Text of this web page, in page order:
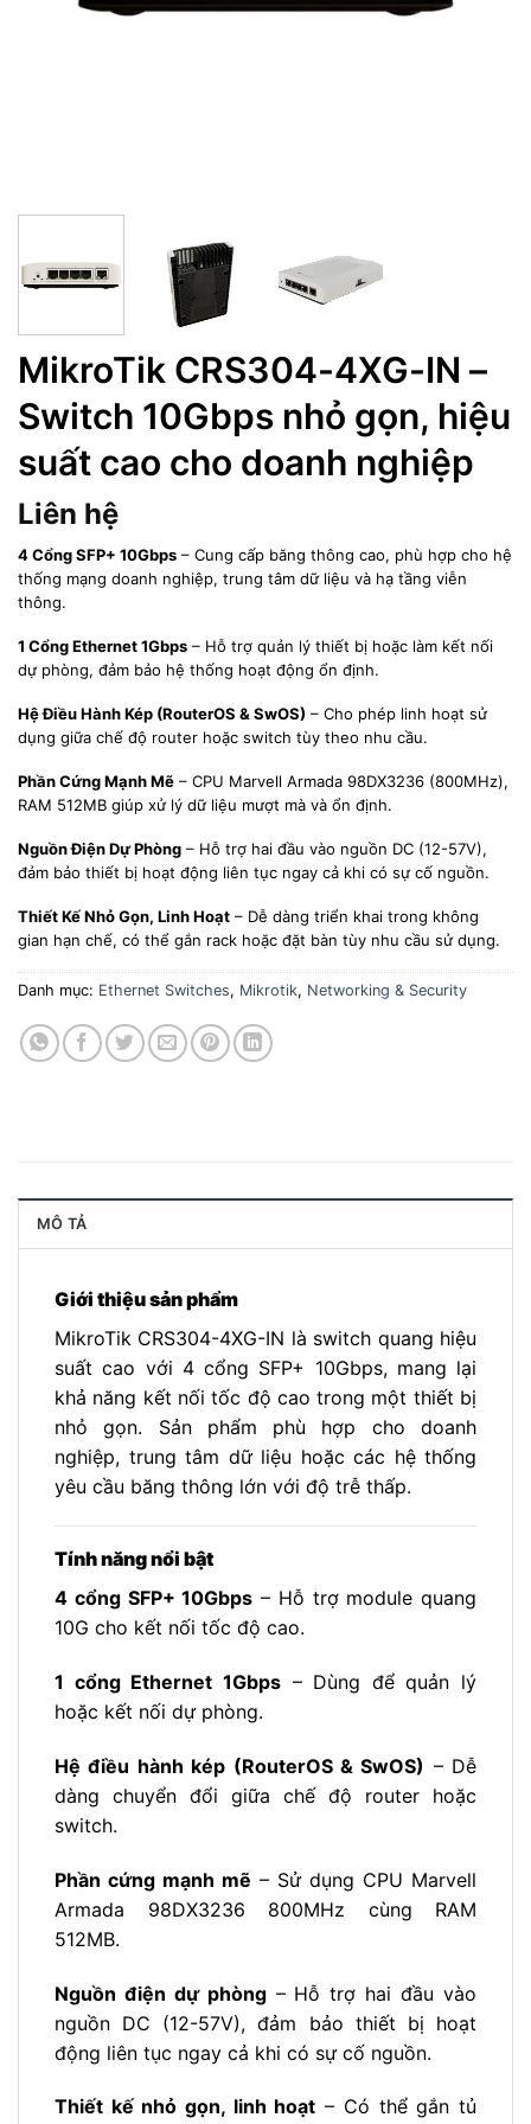
MikroTik CRS304-4XG-IN –
Switch 10Gbps nhỏ gọn, hiệu
suất cao cho doanh nghiệp
Liên hệ
4 Cổng SFP+ 10Gbps – Cung cấp băng thông cao, phù hợp cho hệ
thống mạng doanh nghiệp, trung tâm dữ liệu và hạ tầng viễn
thông.
1 Cổng Ethernet 1Gbps – Hỗ trợ quản lý thiết bị hoặc làm kết nối
dự phòng, đảm bảo hệ thống hoạt động ổn định.
Hệ Điều Hành Kép (RouterOS & SwOS) – Cho phép linh hoạt sử
dụng giữa chế độ router hoặc switch tùy theo nhu cầu.
Phần Cứng Mạnh Mẽ – CPU Marvell Armada 98DX3236 (800MHz),
RAM 512MB giúp xử lý dữ liệu mượt mà và ổn định.
Nguồn Điện Dự Phòng – Hỗ trợ hai đầu vào nguồn DC (12-57V),
đảm bảo thiết bị hoạt động liên tục ngay cả khi có sự cố nguồn.
Thiết Kế Nhỏ Gọn, Linh Hoạt – Dễ dàng triển khai trong không
gian hạn chế, có thể gắn rack hoặc đặt bàn tùy nhu cầu sử dụng.
Danh mục: Ethernet Switches, Mikrotik, Networking & Security
MÔ TẢ
Giới thiệu sản phẩm
MikroTik CRS304-4XG-IN là switch quang hiệu
suất cao với 4 cổng SFP+ 10Gbps, mang lại
khả năng kết nối tốc độ cao trong một thiết bị
nhỏ gọn. Sản phẩm phù hợp cho doanh
nghiệp, trung tâm dữ liệu hoặc các hệ thống
yêu cầu băng thông lớn với độ trễ thấp.
Tính năng nổi bật
4 cổng SFP+ 10Gbps – Hỗ trợ module quang
10G cho kết nối tốc độ cao.
1 cổng Ethernet 1Gbps– Dùng để quản lý
hoặc kết nối dự phòng.
Hệ điều hành kép (RouterOS & SwOS) – Dễ
dàng chuyển đổi giữa chế độ router hoặc
switch.
Phần cứng mạnh mẽ – Sử dụng CPU Marvell
Armada 98DX3236 800MHz cùng RAM
512MB.
Nguồn điện dự phòng– Hỗ trợ hai đầu vào
nguồn DC (12-57V), đảm bảo thiết bị hoạt
động liên tục ngay cả khi có sự cố nguồn.
Thiết kế nhỏ gọn, linh hoạt – Có thể gắn tủ